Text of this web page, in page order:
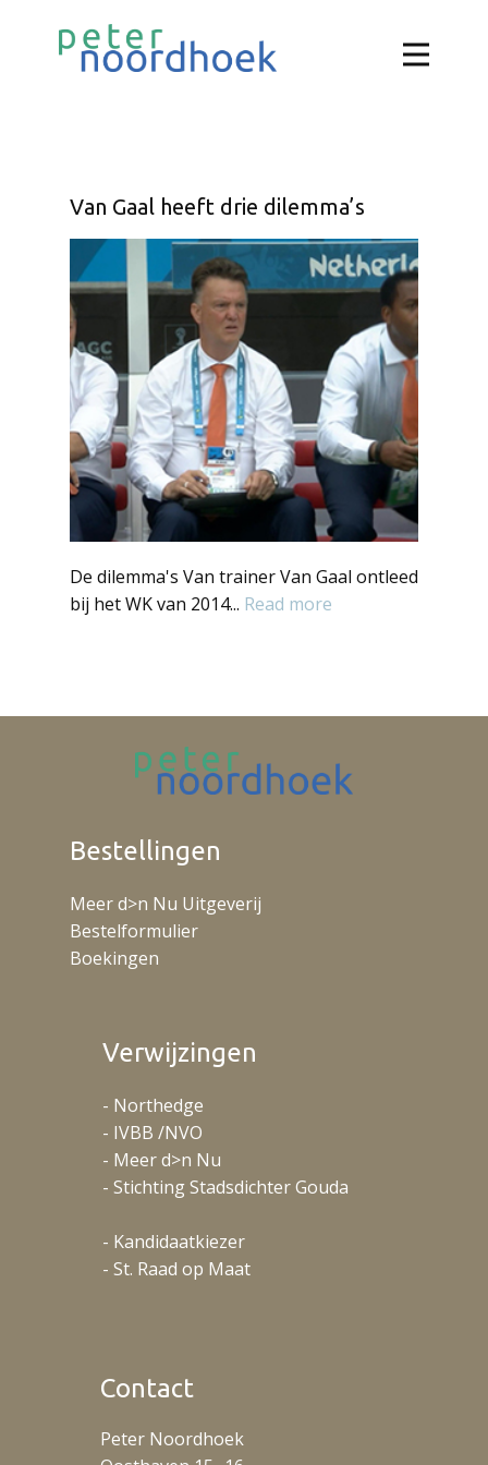
Van Gaal heeft drie dilemma’s
De dilemma's Van trainer Van Gaal ontleed
bij het WK van 2014... Read more
Bestellingen
Meer d>n Nu Uitgeverij
Bestelformulier
Boekingen
Verwijzingen
- Northedge
- IVBB /NVO
- Meer d>n Nu
- Stichting Stadsdichter Gouda
- Kandidaatkiezer
- St. Raad op Maat
Contact
Peter Noordhoek